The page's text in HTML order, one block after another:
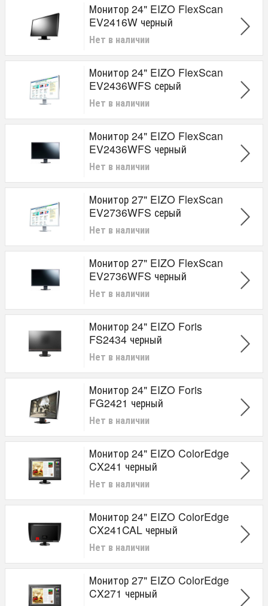
Монитор 24" EIZO FlexScan
EV2416W черный
Нет в наличии
Монитор 24" EIZO FlexScan
EV2436WFS серый
Нет в наличии
Монитор 24" EIZO FlexScan
EV2436WFS черный
Нет в наличии
Монитор 27" EIZO FlexScan
EV2736WFS серый
Нет в наличии
Монитор 27" EIZO FlexScan
EV2736WFS черный
Нет в наличии
Монитор 24" EIZO Foris
FS2434 черный
Нет в наличии
Монитор 24" EIZO Foris
FG2421 черный
Нет в наличии
Монитор 24" EIZO ColorEdge
CX241 черный
Нет в наличии
Монитор 24" EIZO ColorEdge
CX241CAL черный
Нет в наличии
Монитор 27" EIZO ColorEdge
CX271 черный